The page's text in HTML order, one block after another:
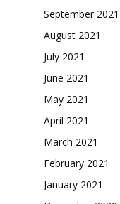
September 2021
August 2021
July 2021
June 2021
May 2021
April 2021
March 2021
February 2021
January 2021